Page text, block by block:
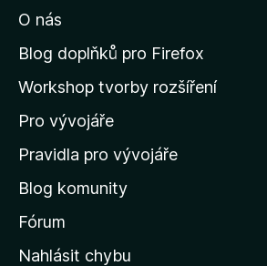
t
n
d
o
m
v
s
k
O nás
Blog doplňků pro Firefox
Workshop tvorby rozšíření
Pro vývojáře
Pravidla pro vývojáře
Blog komunity
Fórum
Nahlásit chybu